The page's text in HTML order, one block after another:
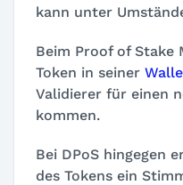
kann unter
Beim Proof of Stake
Token in seiner
Validierer für einen
kommen.
Bei DPoS hingegen
des Tokens ein